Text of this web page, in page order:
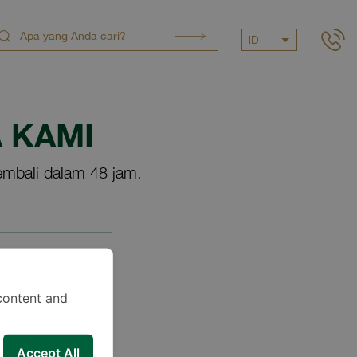
ID
KAMI
dalam 48 jam.
and
Accept All